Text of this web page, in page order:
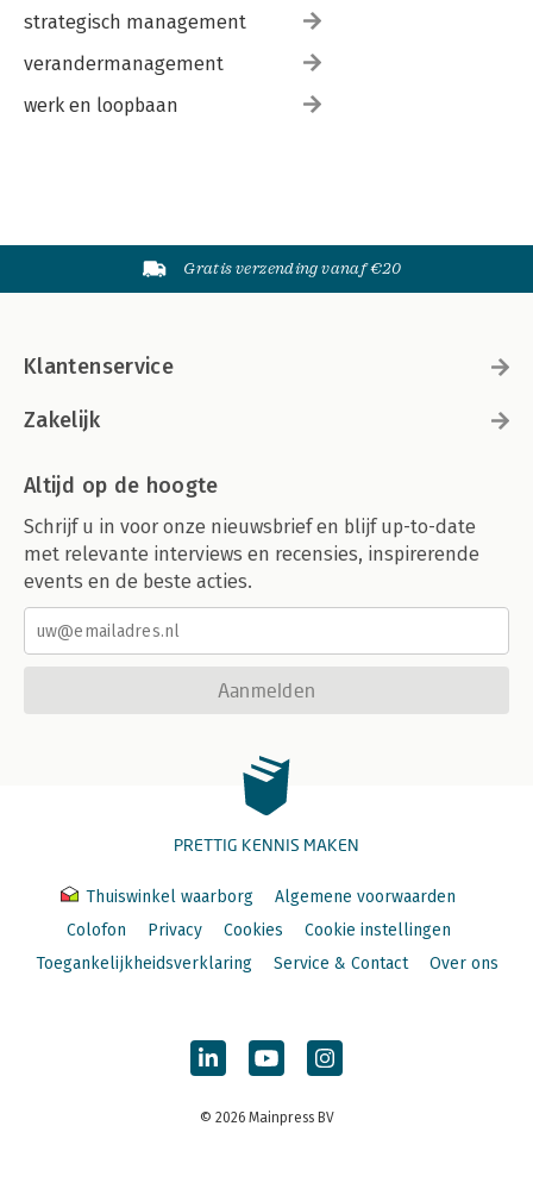
strategisch management
verandermanagement
werk en loopbaan
Gratis verzending vanaf €20
Klantenservice
Zakelijk
Altijd op de hoogte
Schrijf u in voor onze nieuwsbrief en blijf up-to-date
met relevante interviews en recensies, inspirerende
events en de beste acties.
Aanmelden
PRETTIG KENNIS MAKEN
Thuiswinkel waarborg
Algemene voorwaarden
Colofon
Privacy Cookies
Cookie instellingen
Toegankelijkheidsverklaring
Service & Contact Over ons
© 2026 Mainpress BV